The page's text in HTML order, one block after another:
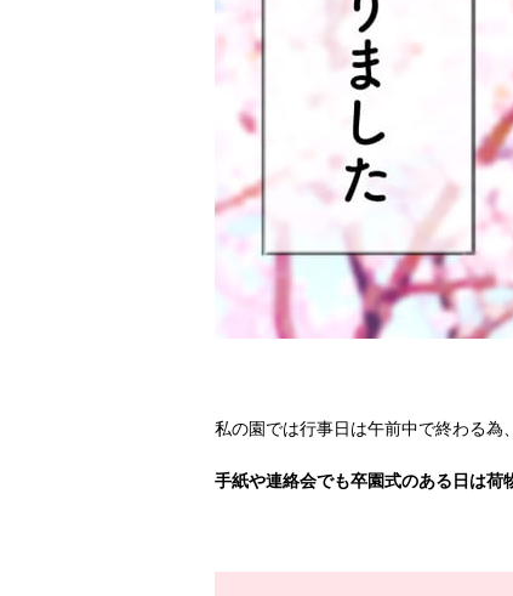
私の園では行事日は午前中で終わる為
手紙や連絡会でも卒園式のある日は荷